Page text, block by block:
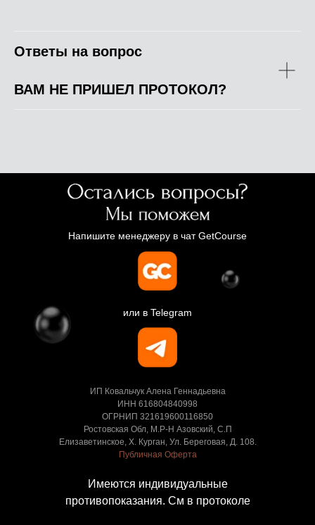
Ответы на вопрос
ВАМ НЕ ПРИШЕЛ ПРОТОКОЛ?
Напишите менеджеру в чат GetCourse
или в Telegram
ИП Ковальчук Алена Геннадьевна
ИНН 616804840998
ОГРНИП 321619600116850
Ростовская Обл, М.Р-Н Азовский, С.П
Елизаветинское, Х. Курган, Ул. Береговая, Д. 108.
Публичная Оферта
Имеются индивидуальные
противопоказания. См в протоколе